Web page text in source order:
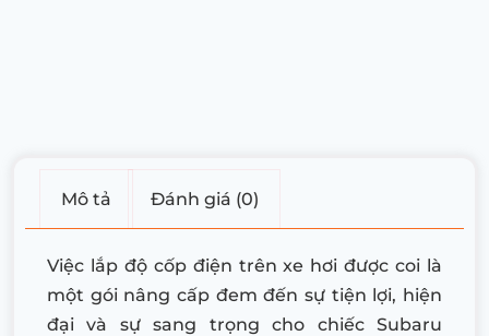
Mô tả Đánh giá (0)
Việc lắp độ cốp điện trên xe hơi được coi là
một gói nâng cấp đem đến sự tiện lợi, hiện
đại và sự sang trọng cho chiếc Subaru